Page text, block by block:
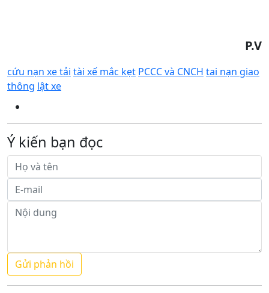
P.V
cứu nạn xe tải tài xế mắc kẹt PCCC và CNCH tai nạn giao
thông lật xe
Ý kiến bạn đọc